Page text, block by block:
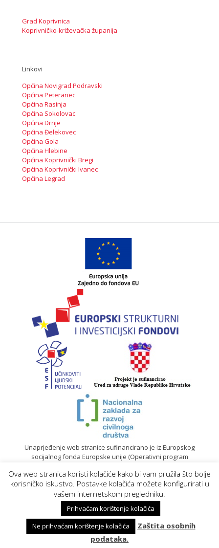
Grad Koprivnica
Koprivničko-križevačka županija
Linkovi
Općina Novigrad Podravski
Općina Peteranec
Općina Rasinja
Općina Sokolovac
Općina Drnje
Općina Đelekovec
Općina Gola
Općina Hlebine
Općina Koprivnički Bregi
Općina Koprivnički Ivanec
Općina Legrad
Unaprjeđenje web stranice sufinancirano je iz Europskog
socijalnog fonda Europske unije (Operativni program
© 2020. Sadržaj mrežne stranice isključiva je odgovornost
Gradskog društva Crvenog križa Koprivnica | Izrada web
stranica
Ova web stranica koristi kolačiće kako bi vam pružila što bolje
korisničko iskustvo. Postavke kolačića možete konfigurirati u
vašem internetskom pregledniku.
Prihvaćam korištenje kolačića
Ne prihvaćam korištenje kolačića
Zaštita osobnih
podataka.